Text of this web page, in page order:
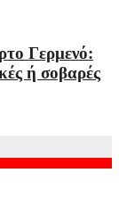
Γερμενό:
ή σοβαρές